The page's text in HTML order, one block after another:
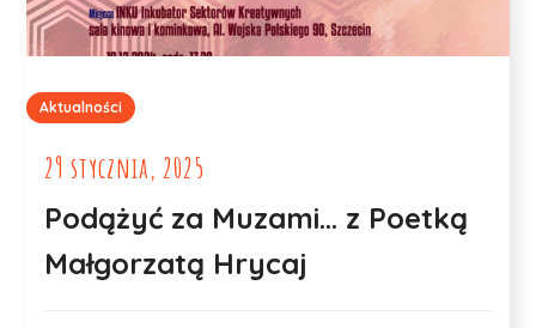
Aktualności
29 stycznia, 2025
Podążyć za Muzami… z Poetką
Małgorzatą Hrycaj